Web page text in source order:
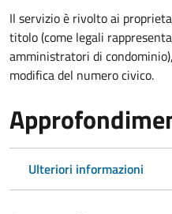
Il servizio è rivolto ai
titolo (come legali
amministratori di
modifica del numero civico.
Ulteriori informazioni